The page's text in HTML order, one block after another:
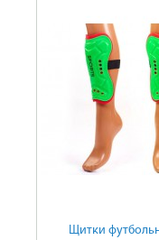
Щитки